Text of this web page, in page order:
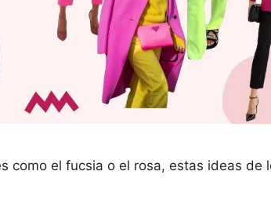
como el fucsia o el rosa, estas ideas de